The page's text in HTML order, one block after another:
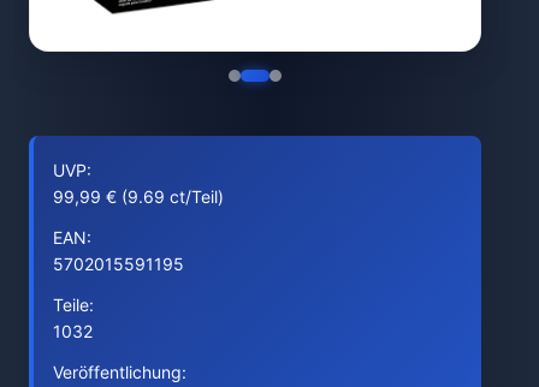
UVP:
99,99 € (9.69 ct/Teil)
EAN:
5702015591195
Teile:
1032
Veröffentlichung: